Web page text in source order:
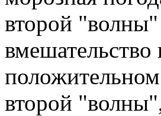
второй
второй